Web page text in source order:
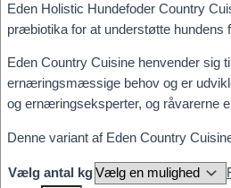
Eden Holistic Hundefoder Country
præbiotika for at understøtte hundens
Eden Country Cuisine henvender sig
ernæringsmæssige behov og er
og ernæringseksperter, og råvarerne
Denne variant af Eden Country
Vælg antal kg